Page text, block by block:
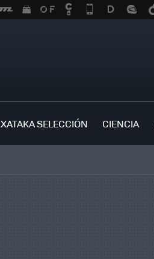
XATAKA SELECCIÓN CIENCIA